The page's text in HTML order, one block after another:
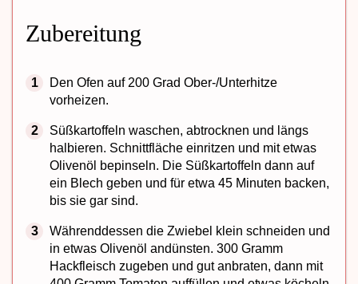
Zubereitung
Den Ofen auf 200 Grad Ober-/Unterhitze
vorheizen.
Süßkartoffeln waschen, abtrocknen und längs
halbieren. Schnittfläche einritzen und mit etwas
Olivenöl bepinseln. Die Süßkartoffeln dann auf
ein Blech geben und für etwa 45 Minuten backen,
bis sie gar sind.
Währenddessen die Zwiebel klein schneiden und
in etwas Olivenöl andünsten. 300 Gramm
Hackfleisch zugeben und gut anbraten, dann mit